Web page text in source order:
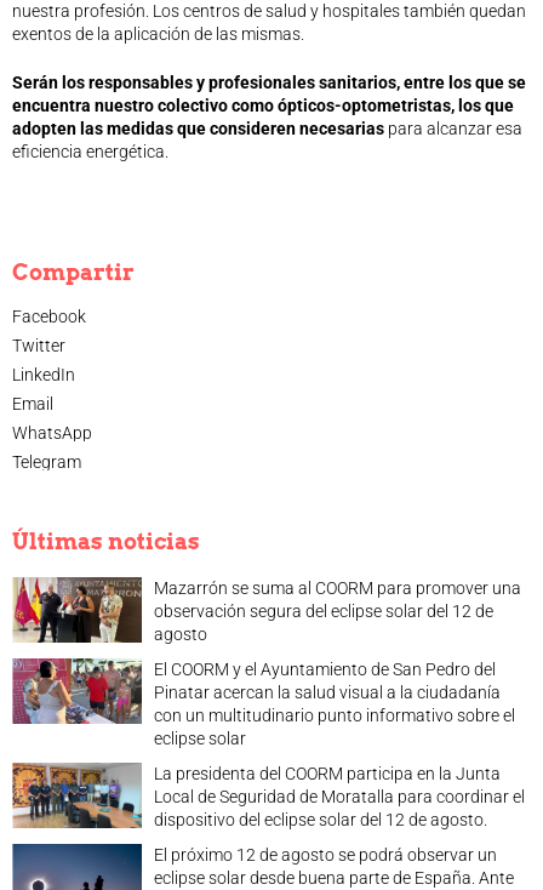
Canal ético
Formación
Formación
Archivo de formación
EL COORM EN EL OPTOM 2024
Actualidad
Contacto
nuestra profesión. Los centros de salud y hospitales también quedan
exentos de la aplicación de las mismas.
Serán los responsables y profesionales sanitarios, entre los que se
encuentra nuestro colectivo como ópticos-optometristas, los que
adopten las medidas que considerennecesarias para alcanzar esa
eficiencia energética.
Compartir
Facebook
Twitter
LinkedIn
Email
WhatsApp
Telegram
Últimas noticias
Mazarrón se suma al COORM para promover una
observación segura del eclipse solar del 12 de
agosto
El COORM y el Ayuntamiento de San Pedro del
Pinatar acercan la salud visual a la ciudadanía
con un multitudinario punto informativo sobre el
eclipse solar
La presidenta del COORM participa en la Junta
Local de Seguridad de Moratalla para coordinar el
dispositivo del eclipse solar del 12 de agosto.
El próximo 12 de agosto se podrá observar un
eclipse solar desde buena parte de España. Ante